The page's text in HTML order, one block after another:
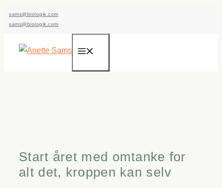
sams@biologik.com
sams@biologik.com
Start året med omtanke for
alt det, kroppen kan selv